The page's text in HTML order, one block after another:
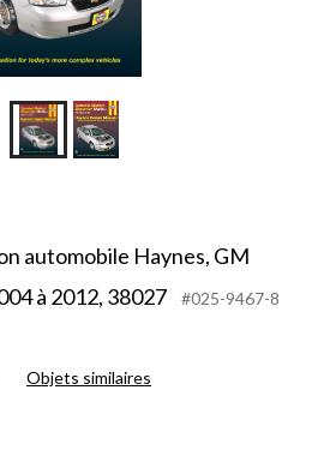
automobile Haynes, GM
à 2012, 38027
#025-9467-8
Objets similaires